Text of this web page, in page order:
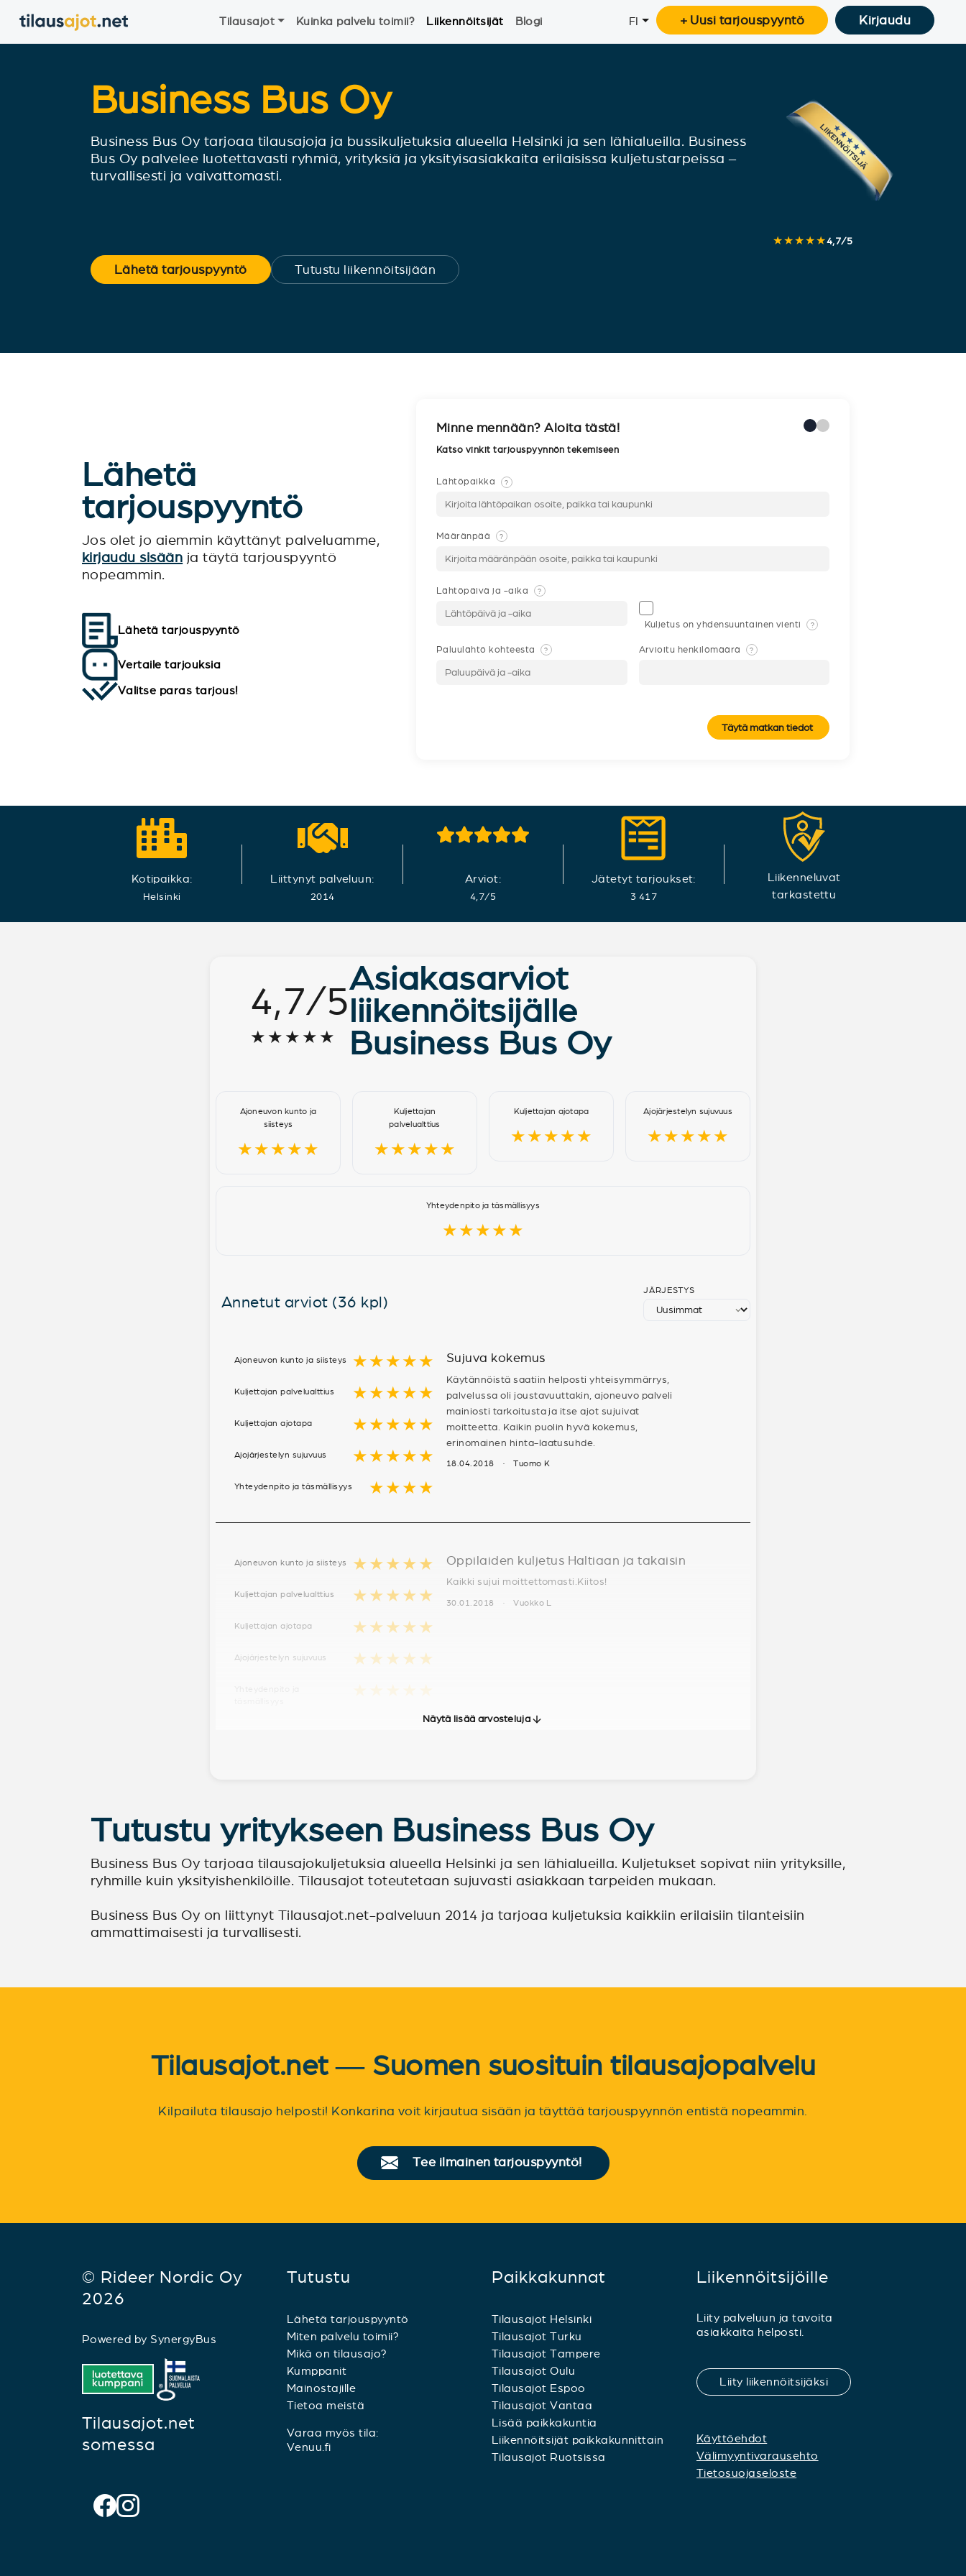
Tilausajot Kuinka palvelu toimii? Liikennöitsijät Blogi FI + Uusi tarjouspyyntö Kirjaudu
Business Bus Oy
Business Bus Oy tarjoaa tilausajoja ja bussikuljetuksia alueella Helsinki ja sen lähialueilla. Business
Bus Oy palvelee luotettavasti ryhmiä, yrityksiä ja yksityisasiakkaita erilaisissa kuljetustarpeissa –
turvallisesti ja vaivattomasti.
★★★★★4,7/5
Lähetä tarjouspyyntö Tutustu liikennöitsijään
Lähetä
tarjouspyyntö
Jos olet jo aiemmin käyttänyt palveluamme,
kirjaudu sisään ja täytä tarjouspyyntö
nopeammin.
Lähetä tarjouspyyntö
Vertaile tarjouksia
Valitse paras tarjous!
Minne mennään? Aloita tästä!
Katso vinkit tarjouspyynnön tekemiseen
Lähtöpaikka ?
Määränpää ?
Lähtöpäivä ja -aika ?
Kuljetus on yhdensuuntainen vienti ?
Paluulähtö kohteesta ? Arvioitu henkilömäärä ?
Täytä matkan tiedot
Kotipaikka:
Helsinki
Liittynyt palveluun:
2014
Arviot:
4,7/5
Jätetyt tarjoukset:
3 417
Liikenneluvat
tarkastettu
4,7/5
★★★★★
Asiakasarviot
liikennöitsijälle
Business Bus Oy
Ajoneuvon kunto ja
siisteys
★★★★★
Kuljettajan
palvelualttius
★★★★★
Kuljettajan ajotapa
★★★★★
Ajojärjestelyn sujuvuus
★★★★★
Yhteydenpito ja täsmällisyys
★★★★★
Annetut arviot (36 kpl)
JÄRJESTYS
Ajoneuvon kunto ja siisteys ★★★★★
Kuljettajan palvelualttius ★★★★★
Kuljettajan ajotapa ★★★★★
Ajojärjestelyn sujuvuus ★★★★★
Yhteydenpito ja täsmällisyys ★★★★
Sujuva kokemus
Käytännöistä saatiin helposti yhteisymmärrys,
palvelussa oli joustavuuttakin, ajoneuvo palveli
mainiosti tarkoitusta ja itse ajot sujuivat
moitteetta. Kaikin puolin hyvä kokemus,
erinomainen hinta-laatusuhde.
18.04.2018 · Tuomo K
Ajoneuvon kunto ja siisteys ★★★★★
Kuljettajan palvelualttius ★★★★★
Kuljettajan ajotapa ★★★★★
Ajojärjestelyn sujuvuus ★★★★★
★★★★★
Oppilaiden kuljetus Haltiaan ja takaisin
Kaikki sujui moittettomasti.Kiitos!
30.01.2018 · Vuokko L
Näytä lisää arvosteluja
Tutustu yritykseen Business Bus Oy
Business Bus Oy tarjoaa tilausajokuljetuksia alueella Helsinki ja sen lähialueilla. Kuljetukset sopivat niin yrityksille,
ryhmille kuin yksityishenkilöille. Tilausajot toteutetaan sujuvasti asiakkaan tarpeiden mukaan.
Business Bus Oy on liittynyt Tilausajot.net-palveluun 2014 ja tarjoaa kuljetuksia kaikkiin erilaisiin tilanteisiin
ammattimaisesti ja turvallisesti.
Tilausajot.net — Suomen suosituin tilausajopalvelu
Kilpailuta tilausajo helposti! Konkarina voit kirjautua sisään ja täyttää tarjouspyynnön entistä nopeammin.
Tee ilmainen tarjouspyyntö!
© Rideer Nordic Oy
2026
Powered by SynergyBus
Tilausajot.net
somessa
Tutustu
Lähetä tarjouspyyntö
Miten palvelu toimii?
Mikä on tilausajo?
Kumppanit
Mainostajille
Tietoa meistä
Varaa myös tila:
Venuu.fi
Paikkakunnat
Tilausajot Helsinki
Tilausajot Turku
Tilausajot Tampere
Tilausajot Oulu
Tilausajot Espoo
Tilausajot Vantaa
Lisää paikkakuntia
Liikennöitsijät paikkakunnittain
Tilausajot Ruotsissa
Liikennöitsijöille
Liity palveluun ja tavoita
asiakkaita helposti.
Liity liikennöitsijäksi
Käyttöehdot
Välimyyntivarausehto
Tietosuojaseloste